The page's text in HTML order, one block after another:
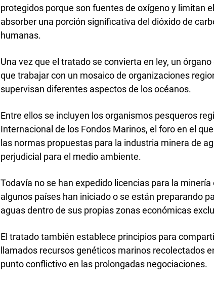
protegidos porque son fuentes de oxígeno y limitan
absorber una porción significativa del dióxido de
humanas.
Una vez que el tratado se convierta en ley, un
que trabajar con un mosaico de organizaciones
supervisan diferentes aspectos de los océanos.
Entre ellos se incluyen los organismos pesqueros
Internacional de los Fondos Marinos, el foro en el
las normas propuestas para la industria minera de
perjudicial para el medio ambiente.
Todavía no se han expedido licencias para la
algunos países han iniciado o se están preparando
aguas dentro de sus propias zonas económicas
El tratado también establece principios para
llamados recursos genéticos marinos recolectados
punto conflictivo en las prolongadas negociaciones.